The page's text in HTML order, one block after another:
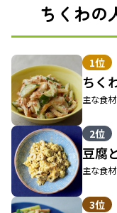
ちくわの
1位
ちく
主な食
2位
豆腐
主な食
3位